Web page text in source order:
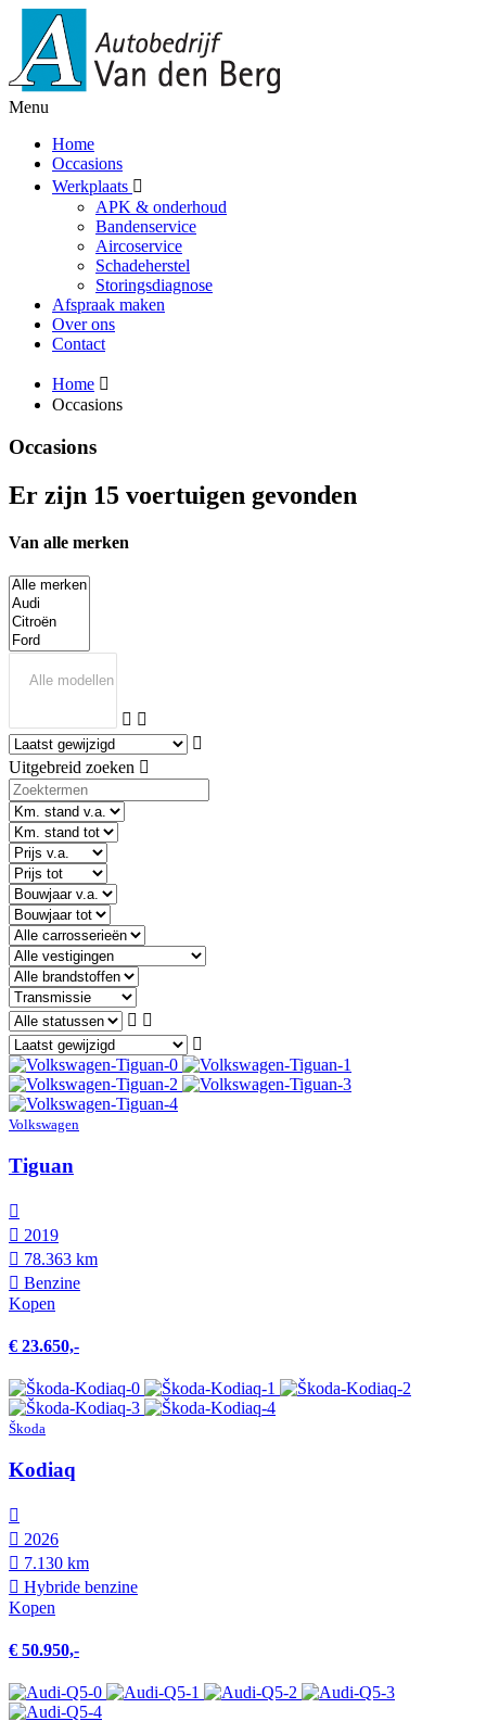
Menu
Home
Occasions
Werkplaats
APK & onderhoud
Bandenservice
Aircoservice
Schadeherstel
Storingsdiagnose
Afspraak maken
Over ons
Contact
Home
Occasions
Occasions
Er zijn 15 voertuigen gevonden
Van alle merken
Uitgebreid zoeken
Volkswagen
Tiguan
2019
78.363 km
Benzine
Kopen
€ 23.650,-
Škoda
Kodiaq
2026
7.130 km
Hybride benzine
Kopen
€ 50.950,-